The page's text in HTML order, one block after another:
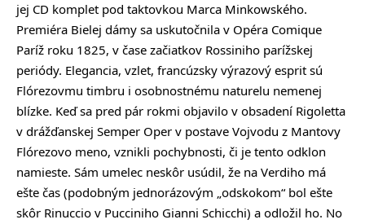
jej CD komplet pod taktovkou Marca Minkowského.
Premiéra Bielej dámy sa uskutočnila v Opéra Comique
Paríž roku 1825, v čase začiatkov Rossiniho parížskej
periódy. Elegancia, vzlet, francúzsky výrazový esprit sú
Flórezovmu timbru i osobnostnému naturelu nemenej
blízke. Keď sa pred pár rokmi objavilo v obsadení Rigoletta
v drážďanskej Semper Oper v postave Vojvodu z Mantovy
Flórezovo meno, vznikli pochybnosti, či je tento odklon
namieste. Sám umelec neskôr usúdil, že na Verdiho má
ešte čas (podobným jednorázovým „odskokom“ bol ešte
skôr Rinuccio v Pucciniho Gianni Schicchi) a odložil ho. No